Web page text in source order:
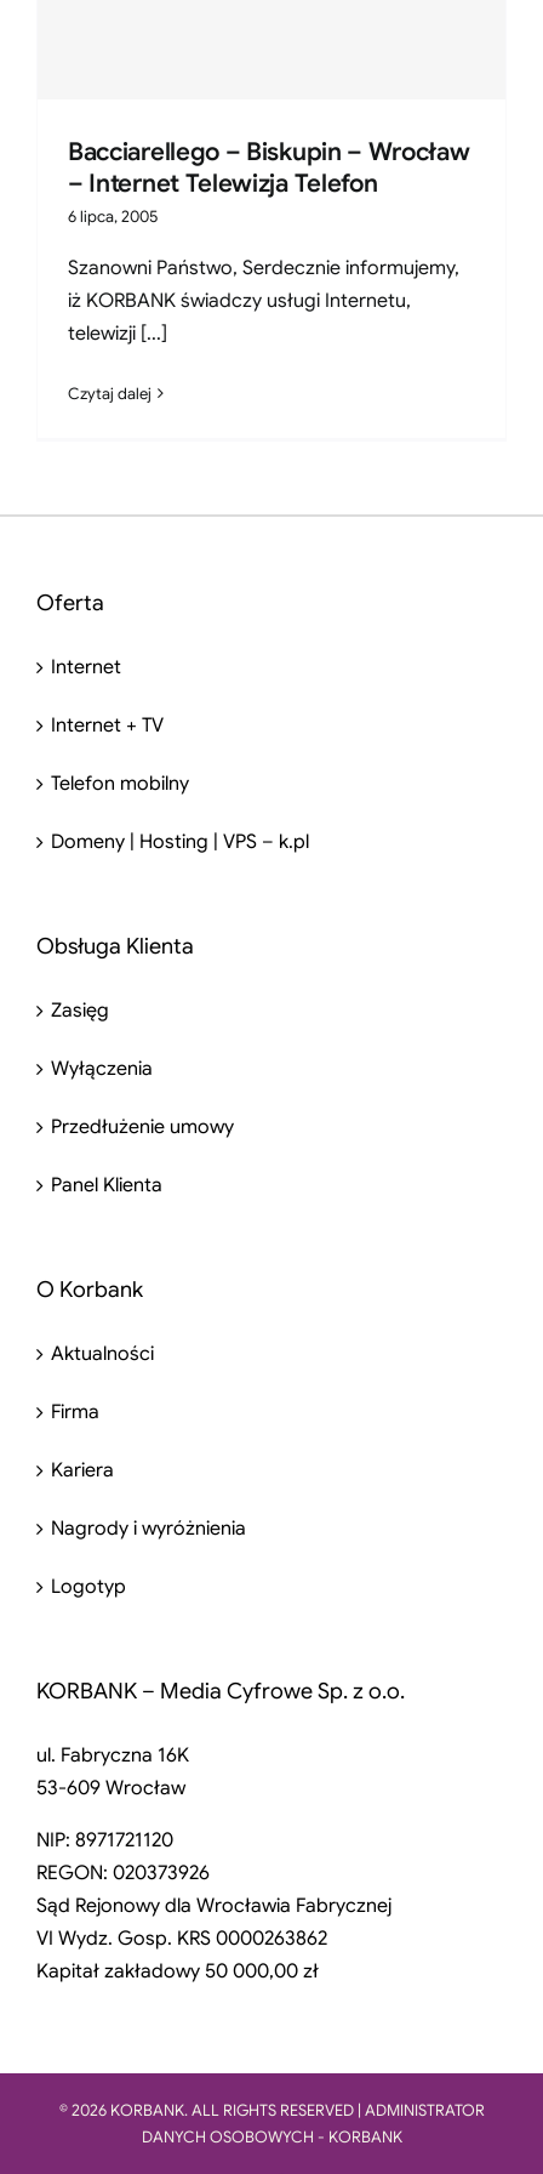
Bacciarellego – Biskupin – Wrocław
– Internet Telewizja Telefon
6 lipca, 2005
Szanowni Państwo, Serdecznie informujemy,
iż KORBANK świadczy usługi Internetu,
telewizji [...]
Czytaj dalej
Oferta
Internet
Internet + TV
Telefon mobilny
Domeny | Hosting | VPS – k.pl
Obsługa Klienta
Zasięg
Wyłączenia
Przedłużenie umowy
Panel Klienta
O Korbank
Aktualności
Firma
Kariera
Nagrody i wyróżnienia
Logotyp
KORBANK – Media Cyfrowe Sp. z o.o.
ul. Fabryczna 16K
53-609 Wrocław
NIP: 8971721120
REGON: 020373926
Sąd Rejonowy dla Wrocławia Fabrycznej
VI Wydz. Gosp. KRS 0000263862
Kapitał zakładowy 50 000,00 zł
© 2026 KORBANK. ALL RIGHTS RESERVED | ADMINISTRATOR
DANYCH OSOBOWYCH - KORBANK